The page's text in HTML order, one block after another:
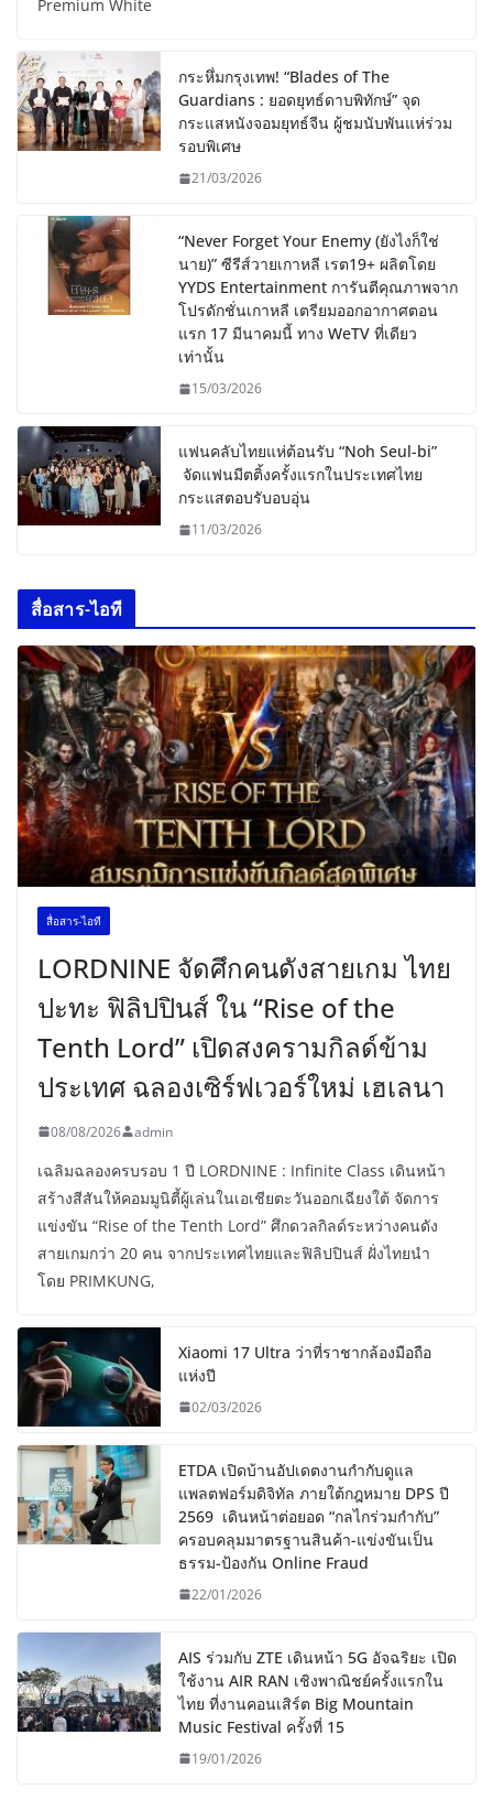
Premium White
กระหึ่มกรุงเทพ! “Blades of The
Guardians : ยอดยุทธ์ดาบพิทักษ์” จุด
กระแสหนังจอมยุทธ์จีน ผู้ชมนับพันแห่ร่วม
รอบพิเศษ
21/03/2026
“Never Forget Your Enemy (ยังไงก็ใช่
นาย)” ซีรีส์วายเกาหลี เรต19+ ผลิตโดย
YYDS Entertainment การันตีคุณภาพจาก
โปรดักชั่นเกาหลี เตรียมออกอากาศตอน
แรก 17 มีนาคมนี้ ทาง WeTV ที่เดียว
เท่านั้น
15/03/2026
แฟนคลับไทยแห่ต้อนรับ “Noh Seul-bi”
จัดแฟนมีตติ้งครั้งแรกในประเทศไทย
กระแสตอบรับอบอุ่น
11/03/2026
สื่อสาร-ไอที
สื่อสาร-ไอที
LORDNINE จัดศึกคนดังสายเกม ไทย
ปะทะ ฟิลิปปินส์ ใน “Rise of the
Tenth Lord” เปิดสงครามกิลด์ข้าม
ประเทศ ฉลองเซิร์ฟเวอร์ใหม่ เฮเลนา
08/08/2026 admin
เฉลิมฉลองครบรอบ 1 ปี LORDNINE : Infinite Class เดินหน้า
สร้างสีสันให้คอมมูนิตี้ผู้เล่นในเอเชียตะวันออกเฉียงใต้ จัดการ
แข่งขัน “Rise of the Tenth Lord” ศึกดวลกิลด์ระหว่างคนดัง
สายเกมกว่า 20 คน จากประเทศไทยและฟิลิปปินส์ ฝั่งไทยนำ
โดย PRIMKUNG,
Xiaomi 17 Ultra ว่าที่ราชากล้องมือถือ
แห่งปี
02/03/2026
ETDA เปิดบ้านอัปเดตงานกำกับดูแล
แพลตฟอร์มดิจิทัล ภายใต้กฎหมาย DPS ปี
2569 เดินหน้าต่อยอด “กลไกร่วมกำกับ”
ครอบคลุมมาตรฐานสินค้า-แข่งขันเป็น
ธรรม-ป้องกัน Online Fraud
22/01/2026
AIS ร่วมกับ ZTE เดินหน้า 5G อัจฉริยะ เปิด
ใช้งาน AIR RAN เชิงพาณิชย์ครั้งแรกใน
ไทย ที่งานคอนเสิร์ต Big Mountain
Music Festival ครั้งที่ 15
19/01/2026